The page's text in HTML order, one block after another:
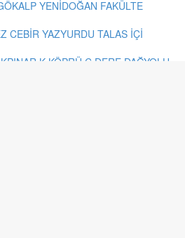
YENİDOĞAN FAKÜLTE
CEBİR YAZYURDU TALAS İÇİ
K.KÖPRÜ Ç.DERE DAĞYOLU